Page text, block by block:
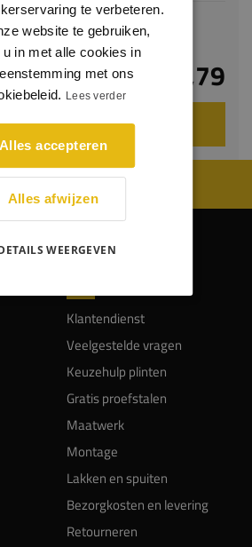
€ 3,79
AAN WINKELWAGEN
BEOORDEELD MET EEN 8.8
Klantendienst
Veelgestelde vragen
Keuzehulp plinten
Gratis proefstalen
Maatwerk
Montage
Lakken en spuiten
Bezorgkosten en levering
Retourneren
te verbeteren.
website te gebruiken,
in met alle cookies in
met ons
Lees verder
Alles accepteren
Alles afwijzen
WEERGEVEN